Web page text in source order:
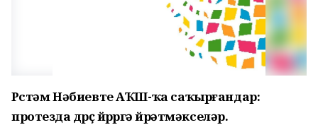
Рөстәм Нәбиевте АҠШ-ҡа саҡырғандар:
протезда дөрөҫ йөрөргә өйрәтмәкселәр.